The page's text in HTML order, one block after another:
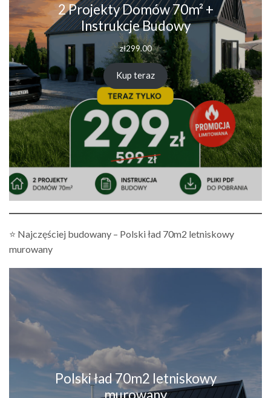
2 Projekty Domów 70m² +
Instrukcje Budowy
zł299.00
Kup teraz
⭐ Najczęściej budowany – Polski ład 70m2 letniskowy
murowany
Polski ład 70m2 letniskowy